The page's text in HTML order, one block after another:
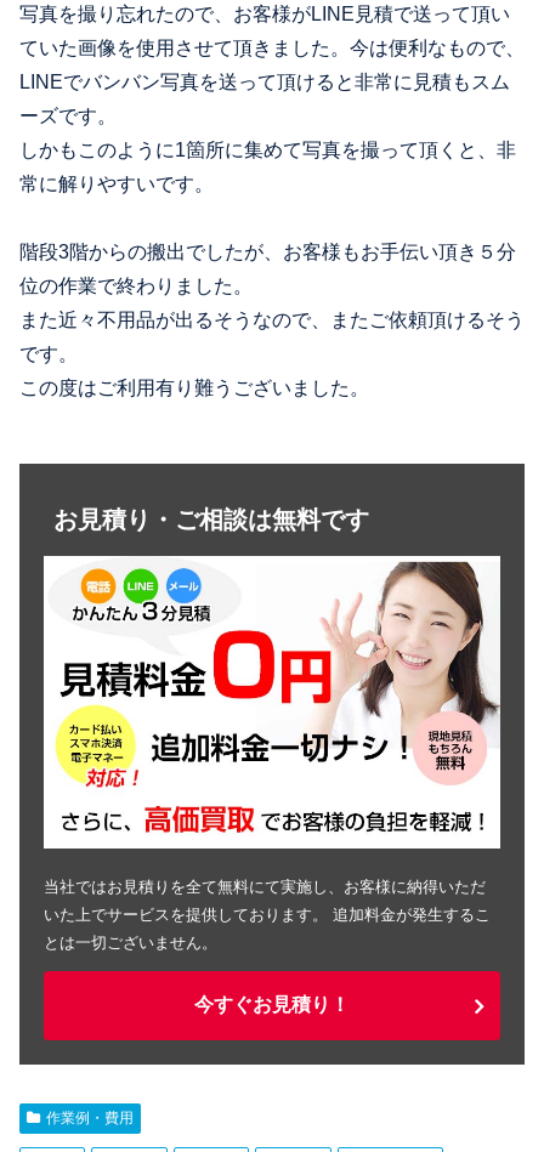
写真を撮り忘れたので、お客様がLINE見積で送って頂い
ていた画像を使用させて頂きました。今は便利なもので、
LINEでバンバン写真を送って頂けると非常に見積もスム
ーズです。
しかもこのように1箇所に集めて写真を撮って頂くと、非
常に解りやすいです。
階段3階からの搬出でしたが、お客様もお手伝い頂き５分
位の作業で終わりました。
また近々不用品が出るそうなので、またご依頼頂けるそう
です。
この度はご利用有り難うございました。
お見積り・ご相談は無料です
当社ではお見積りを全て無料にて実施し、お客様に納得いただ
いた上でサービスを提供しております。 追加料金が発生するこ
とは一切ございません。
今すぐお見積り！
作業例・費用